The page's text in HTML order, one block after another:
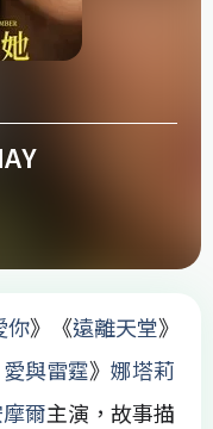
你》《遠離天堂》
與雷霆》 娜塔莉
爾主演，故事描